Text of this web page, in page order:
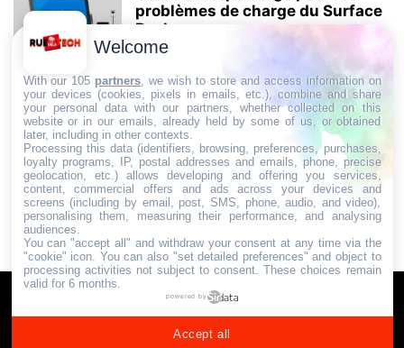
problèmes de charge du Surface
Book...
12 mai 2024
AUCUN COMMENTAIRE
LAISSER UN COMMENTAIRE
CONNECTER POUR LAISSER UN COMMENTAIRE
Communauté & Discussions Contactez-nous / Contribuez
Mentions légales
Welcome
With our 105 partners , we wish to store and access information on
your devices (cookies, pixels in emails, etc.), combine and share
your personal data with our partners, whether collected on this
website or in our emails, already held by some of us, or obtained
later, including in other contexts.
Processing this data (identifiers, browsing, preferences, purchases,
loyalty programs, IP, postal addresses and emails, phone, precise
geolocation, etc.) allows developing and offering you services,
content, commercial offers and ads across your devices and
screens (including by email, post, SMS, phone, audio, and video),
personalising them, measuring their performance, and analysing
audiences.
You can "accept all" and withdraw your consent at any time via the
"cookie" icon . You can also "set detailed preferences" and object to
processing activities not subject to consent. These choices remain
valid for 6 months.
powered by
Accept all